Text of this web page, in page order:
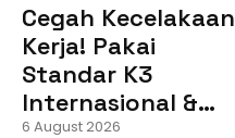
Cegah Kecelakaan
Kerja! Pakai
Standar K3
Internasional &…
6 August 2026